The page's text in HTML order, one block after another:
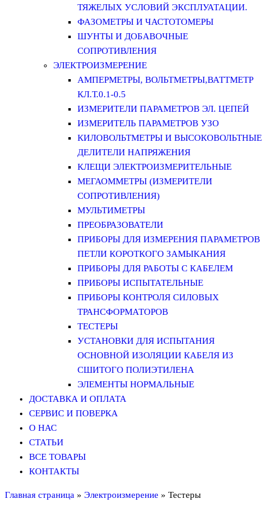
ТЯЖЕЛЫХ УСЛОВИЙ ЭКСПЛУАТАЦИИ.
ФАЗОМЕТРЫ И ЧАСТОТОМЕРЫ
ШУНТЫ И ДОБАВОЧНЫЕ
СОПРОТИВЛЕНИЯ
ЭЛЕКТРОИЗМЕРЕНИЕ
АМПЕРМЕТРЫ, ВОЛЬТМЕТРЫ,ВАТТМЕТР
КЛ.Т.0.1-0.5
ИЗМЕРИТЕЛИ ПАРАМЕТРОВ ЭЛ. ЦЕПЕЙ
ИЗМЕРИТЕЛЬ ПАРАМЕТРОВ УЗО
КИЛОВОЛЬТМЕТРЫ И ВЫСОКОВОЛЬТНЫЕ
ДЕЛИТЕЛИ НАПРЯЖЕНИЯ
КЛЕЩИ ЭЛЕКТРОИЗМЕРИТЕЛЬНЫЕ
МЕГАОММЕТРЫ (ИЗМЕРИТЕЛИ
СОПРОТИВЛЕНИЯ)
МУЛЬТИМЕТРЫ
ПРЕОБРАЗОВАТЕЛИ
ПРИБОРЫ ДЛЯ ИЗМЕРЕНИЯ ПАРАМЕТРОВ
ПЕТЛИ КОРОТКОГО ЗАМЫКАНИЯ
ПРИБОРЫ ДЛЯ РАБОТЫ С КАБЕЛЕМ
ПРИБОРЫ ИСПЫТАТЕЛЬНЫЕ
ПРИБОРЫ КОНТРОЛЯ СИЛОВЫХ
ТРАНСФОРМАТОРОВ
ТЕСТЕРЫ
УСТАНОВКИ ДЛЯ ИСПЫТАНИЯ
ОСНОВНОЙ ИЗОЛЯЦИИ КАБЕЛЯ ИЗ
СШИТОГО ПОЛИЭТИЛЕНА
ЭЛЕМЕНТЫ НОРМАЛЬНЫЕ
ДОСТАВКА И ОПЛАТА
СЕРВИС И ПОВЕРКА
О НАС
СТАТЬИ
ВСЕ ТОВАРЫ
КОНТАКТЫ
Главная страница » Электроизмерение » Тестеры